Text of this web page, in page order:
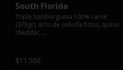
South Florida
Triple hamburguesa 100% carne
(375gr), aros de cebolla fritos, queso
cheddar,
$11.500